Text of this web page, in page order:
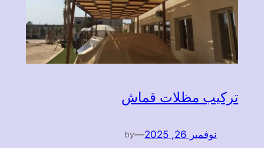
تركيب مظلات قماش
نوفمبر 26, 2025 —
by